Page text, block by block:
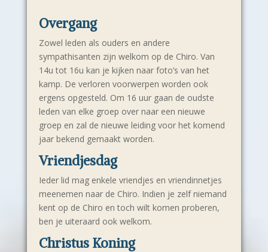
Overgang
Zowel leden als ouders en andere
sympathisanten zijn welkom op de Chiro. Van
14u tot 16u kan je kijken naar foto’s van het
kamp. De verloren voorwerpen worden ook
ergens opgesteld. Om 16 uur gaan de oudste
leden van elke groep over naar een nieuwe
groep en zal de nieuwe leiding voor het komend
jaar bekend gemaakt worden.
Vriendjesdag
Ieder lid mag enkele vriendjes en vriendinnetjes
meenemen naar de Chiro. Indien je zelf niemand
kent op de Chiro en toch wilt komen proberen,
ben je uiteraard ook welkom.
Christus Koning